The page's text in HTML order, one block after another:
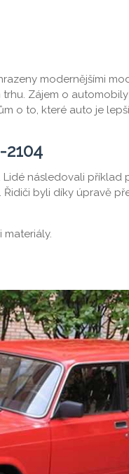
modernějšími
Zájem o
o to, které auto je
2104
Lidé následovali příklad
. Řidiči byli díky úpravě
materiály.